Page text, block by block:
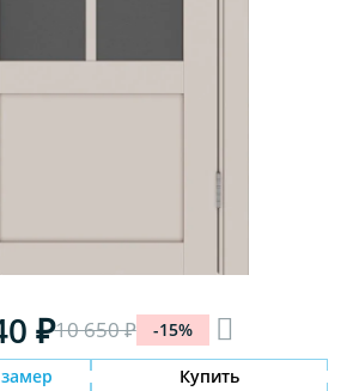
₽10 650 ₽ -15%
Купить